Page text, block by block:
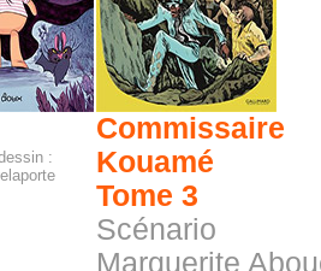
:
Commissaire
Kouamé
Tome 3
Marguerite